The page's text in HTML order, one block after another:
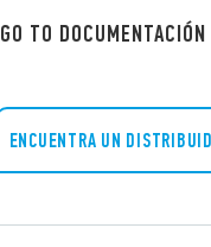
GO TO DOCUMENTACIÓN
ENCUENTRA UN